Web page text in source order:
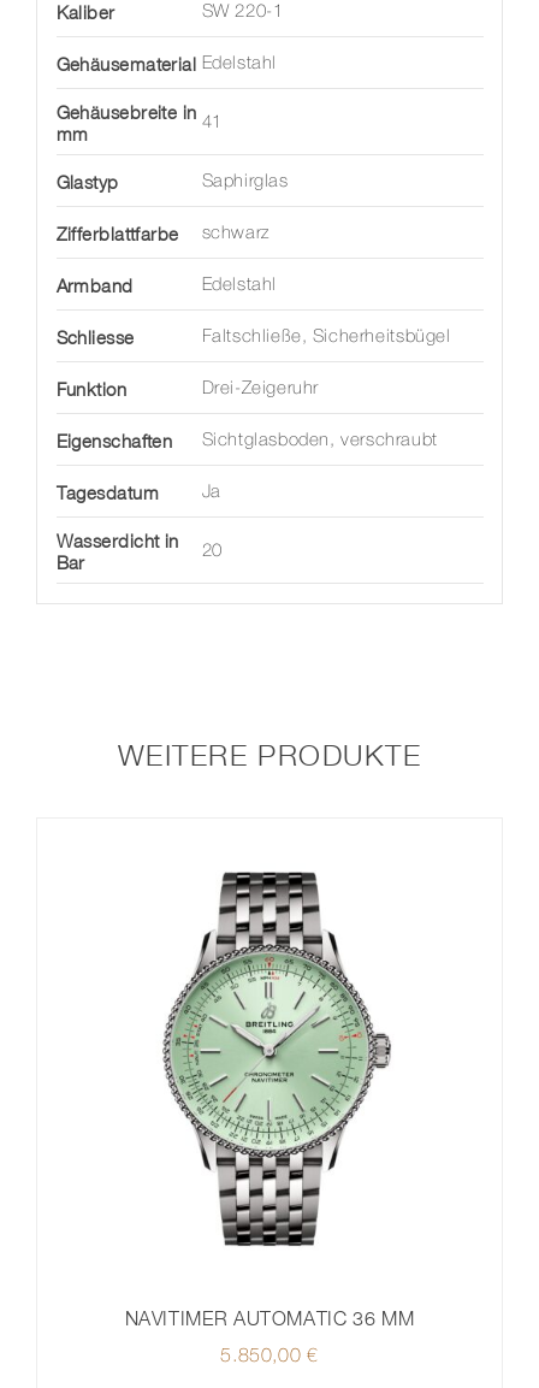
Kaliber SW 220-1
Gehäusematerial Edelstahl
Gehäusebreite in
mm
41
Glastyp Saphirglas
Zifferblattfarbe schwarz
Armband Edelstahl
Schliesse Faltschließe, Sicherheitsbügel
Funktion Drei-Zeigeruhr
Eigenschaften Sichtglasboden, verschraubt
Tagesdatum Ja
Wasserdicht in
Bar
20
WEITERE PRODUKTE
NAVITIMER AUTOMATIC 36 MM
5.850,00€